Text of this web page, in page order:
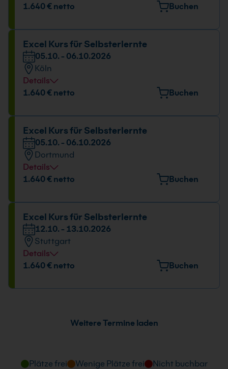
Datum und Uhrzeit
1.640 € netto Buchen
Excel Kurs für Selbsterlernte
05.10. - 06.10.2026
Köln
Details
Veranstaltungsort
Datum und Uhrzeit
05.10. - 06.10.2026
09:00 - 17:00 Uhr
1.640 € netto Buchen
Excel Kurs für Selbsterlernte
05.10. - 06.10.2026
Dortmund
Details
Veranstaltungsort
Datum und Uhrzeit
05.10. - 06.10.2026
09:00 - 17:00 Uhr
1.640 € netto Buchen
Excel Kurs für Selbsterlernte
12.10. - 13.10.2026
Stuttgart
Details
Veranstaltungsort
12.10. - 13.10.2026
1.640 € netto Buchen
Weitere Termine laden
Plätze frei Wenige Plätze frei Nicht buchbar